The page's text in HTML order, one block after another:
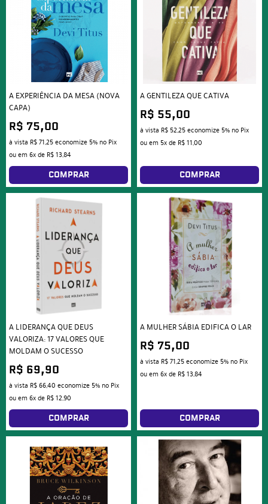
A EXPERIÊNCIA DA MESA (NOVA
CAPA)
R$ 75,00
à vista R$ 71,25economize 5% no Pix
ou em 6xde R$ 13,84
COMPRAR
A GENTILEZA QUE CATIVA
R$ 55,00
à vista R$ 52,25economize 5% no Pix
ou em 5xde R$ 11,00
COMPRAR
A LIDERANÇA QUE DEUS
VALORIZA: 17 VALORES QUE
MOLDAM O SUCESSO
R$ 69,90
à vista R$ 66,40 economize 5% no Pix
ou em 6xde R$ 12,90
COMPRAR
A MULHER SÁBIA EDIFICA O LAR
R$ 75,00
à vista R$ 71,25economize 5% no Pix
ou em 6xde R$ 13,84
COMPRAR